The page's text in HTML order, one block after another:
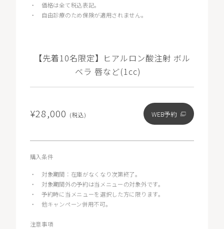
・価格は全て税込表記。
・
自由診療のため保険が適用されません。
【先着10名限定】ヒアルロン酸注射 ボル
ベラ 唇など(1cc)
¥28,000 (税込) WEB予約
購入条件
・ 対象期間：在庫がなくなり次第終了。
・ 対象期間外の予約は当メニューの対象外です。
・予約時に当メニューを選択した方に限ります。
・他キャンペーン併用不可。
注意事項